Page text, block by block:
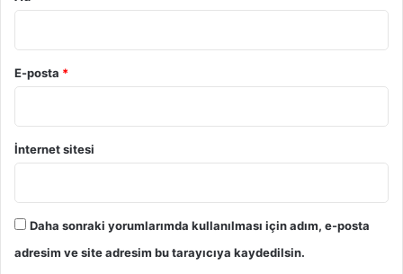
E-posta *
İnternet sitesi
Daha sonraki yorumlarımda kullanılması için adım, e-posta
adresim ve site adresim bu tarayıcıya kaydedilsin.